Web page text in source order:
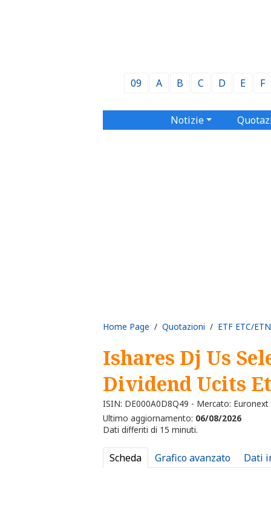
09 A B C D E F
Notizie
Home Page / Quotazioni / ETF ETC/ETN
Ishares Dj Us
Dividend Ucits
ISIN: DE000A0D8Q49 - Mercato: Euronext
Ultimo aggiornamento: 06/08/2026
Dati differiti di 15 minuti.
Scheda Grafico avanzato Dati